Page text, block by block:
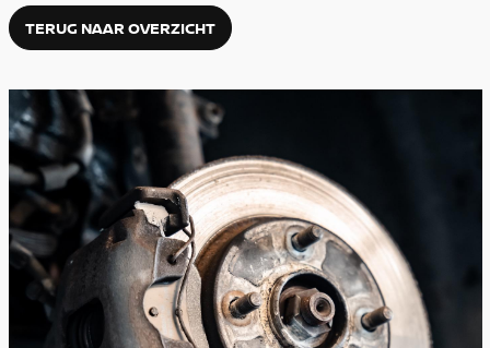
TERUG NAAR OVERZICHT